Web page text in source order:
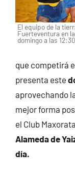
El equipo de la
Fuerteventura en
domingo a las
que competirá
presenta este
aprovechando
mejor forma
el Club
Alameda de
día.